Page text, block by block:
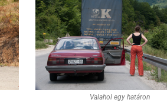
Valahol egy határon